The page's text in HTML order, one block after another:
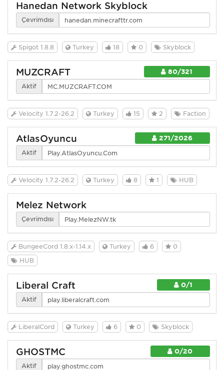
Hanedan Network Skyblock
Çevrimdışı
Spigot 1.8.8 Turkey 18 0 Skyblock
80/321
MUZCRAFT
Aktif
Velocity 1.7.2-26.2 Turkey 15 2 Faction
271/2026
AtlasOyuncu
Aktif
Velocity 1.7.2-26.2 Turkey 8 1 HUB
Melez Network
Çevrimdışı
BungeeCord 1.8.x-1.14.x Turkey 6
0
HUB
0/1
Liberal Craft
Aktif
LiberalCord Turkey 6 0 Skyblock
0/20
GHOSTMC
Aktif